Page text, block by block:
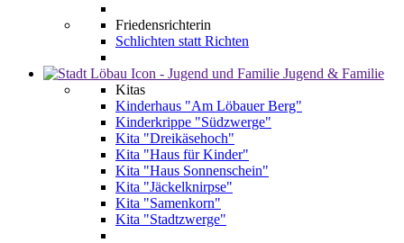
Friedensrichterin
Schlichten statt Richten
Jugend & Familie
Kitas
Kinderhaus "Am Löbauer Berg"
Kinderkrippe "Südzwerge"
Kita "Dreikäsehoch"
Kita "Haus für Kinder"
Kita "Haus Sonnenschein"
Kita "Jäckelknirpse"
Kita "Samenkorn"
Kita "Stadtzwerge"